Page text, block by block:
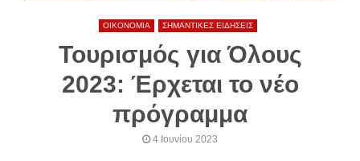
ΟΙΚΟΝΟΜΙΑ ΣΗΜΑΝΤΙΚΕΣ ΕΙΔΗΣΕΙΣ
Τουρισμός για Όλους
2023: Έρχεται το νέο
πρόγραμμα
4 Ιουνίου 2023